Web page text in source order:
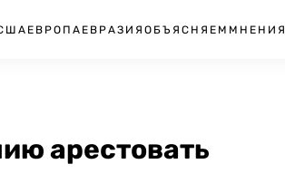
ЕВРОПА ЕВРАЗИЯ ОБЪЯСНЯЕМ МНЕНИЯ
арестовать